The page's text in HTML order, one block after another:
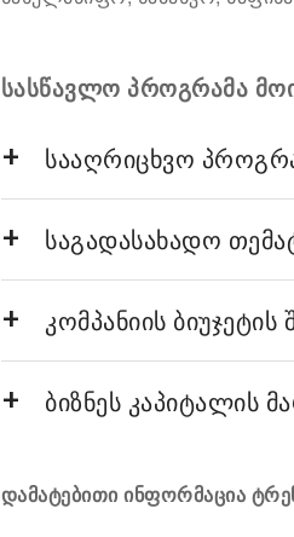
სასწავლო პროგრამა
სააღრიცხვო
საგადასახადო
კომპანიის ბიუჯეტის
ბიზნეს კაპიტალის
დამატებითი ინფორმაცია